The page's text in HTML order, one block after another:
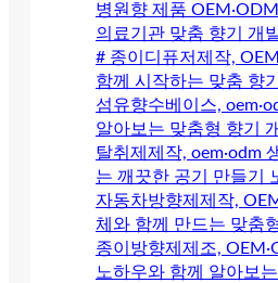
병원향 제품
의료기관 맞춤 향기 개
# 종이디퓨저제작,
함께 시작하는 맞춤 향
섬유향수베이스,
알아보는 맞춤형 향기
탈취제제작, oem·odm
는 깨끗한 공기 만들기
자동차방향제제작,
체와 함께 만드는 맞춤
종이방향제제조,
노하우와 함께 알아보